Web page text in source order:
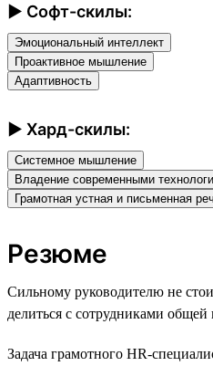
► Софт-скилы:
Эмоциональный интеллект
Проактивное мышление
Адаптивность
► Хард-скилы:
Системное мышление
Владение современными
Грамотная устная и письменная
Резюме
Сильному руководителю не
делиться с сотрудниками
Задача грамотного HR-